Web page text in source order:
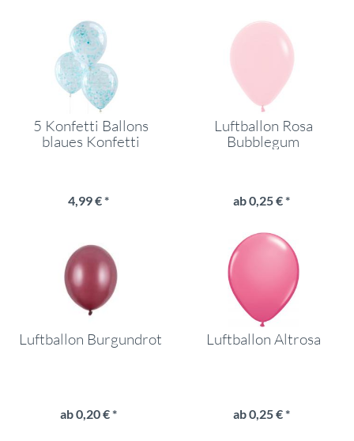
5 Konfetti Ballons
blaues Konfetti
4,99 € *
Luftballon Rosa
Bubblegum
ab 0,25 € *
Luftballon Burgundrot
ab 0,20 € *
Luftballon Altrosa
ab 0,25 € *